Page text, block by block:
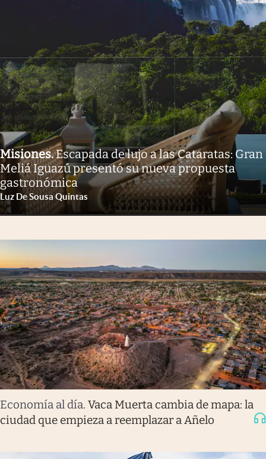
Misiones.Escapada de lujo a las Cataratas: Gran
Meliá Iguazú presentó su nueva propuesta
gastronómica
Luz De Sousa Quintas
Economía al día. Vaca Muerta cambia de mapa: la
ciudad que empieza a reemplazar a Añelo